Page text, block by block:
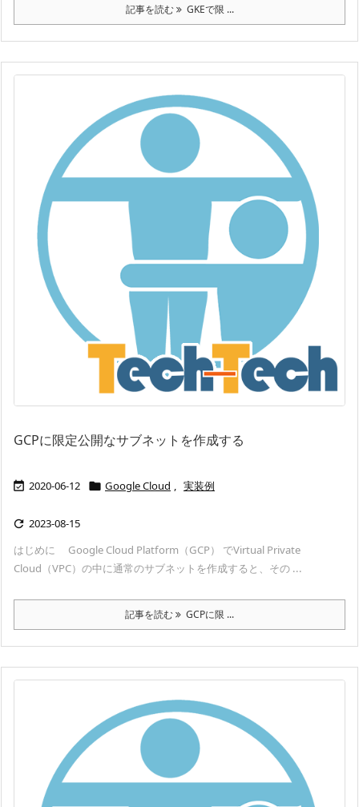
記事を読む GKEで限 ...
GCPに限定公開なサブネットを作成する
 2020-06-12  Google Cloud 実装例
 2023-08-15
はじめに Google Cloud Platform（GCP） でVirtual Private
Cloud（VPC）の中に通常のサブネットを作成すると、その ...
記事を読む GCPに限 ...